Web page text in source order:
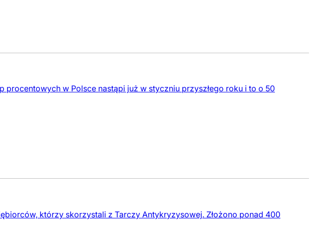
procentowych w Polsce nastąpi już w styczniu przyszłego roku i to o 50
którzy skorzystali z Tarczy Antykryzysowej. Złożono ponad 400